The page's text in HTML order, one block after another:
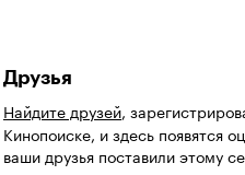
Друзья
Найдите друзей,
Кинопоиске, и здесь появятся
ваши друзья поставили этому